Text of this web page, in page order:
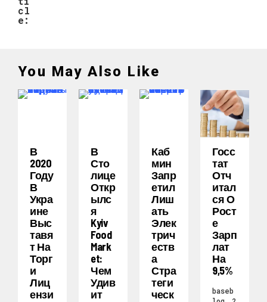
cl
e:
You May Also Like
В
2020
Году
В
Укра
Ине
Выс
Тавя
Т На
Торг
И
Лиц
Ензи
В
Сто
Лице
Откр
Ылс
Я
Kyiv
Food
Mark
Et:
Чем
Удив
Ит
Каб
Мин
Запр
Етил
Лиш
Ать
Элек
Трич
Еств
А
Стра
Теги
Ческ
Госс
Тат
Отч
Итал
Ся О
Рост
Е
Зарп
Лат
На
9,5%
baseb